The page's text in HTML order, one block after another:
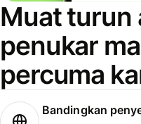
Muat turun
penukar
percuma
Bandingkan